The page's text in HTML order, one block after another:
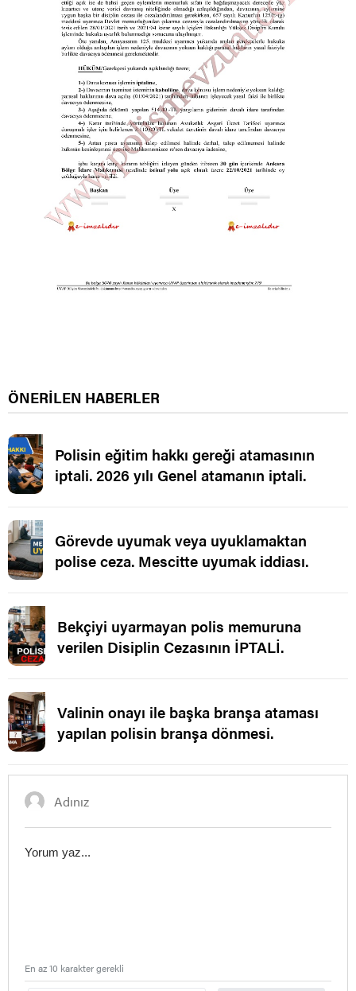
ÖNERİLEN HABERLER
Polisin eğitim hakkı gereği atamasının
iptali. 2026 yılı Genel atamanın iptali.
Görevde uyumak veya uyuklamaktan
polise ceza. Mescitte uyumak iddiası.
Bekçiyi uyarmayan polis memuruna
verilen Disiplin Cezasının İPTALİ.
Valinin onayı ile başka branşa ataması
yapılan polisin branşa dönmesi.
En az 10 karakter gerekli